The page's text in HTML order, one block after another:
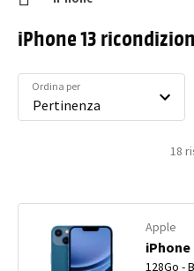
iPhone 13
18
Ordina per
Apple
iPhone
128Go -